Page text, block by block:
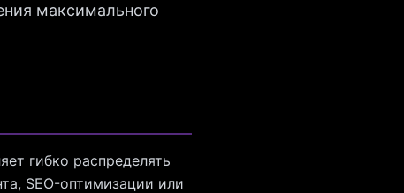
максимального
гибко распределять
SEO-оптимизации или